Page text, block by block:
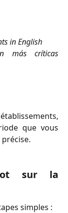
in English
más críticas
que vous
sur la
simples :